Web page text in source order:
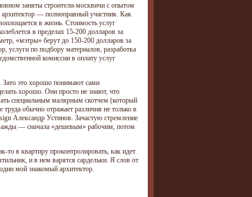
заняты строители-москвичи с опытом
— полноправный участник. Как
в жизнь. Стоимость услуг
в пределах 15-200 долларов за
«мэтры» берут до 150-200 долларов за
услуги по подбору материалов, разработка
комиссии в оплату услуг
Зато это хорошо понимают сами
хорошо. Они просто не знают, что
специальным малярным скотчем (который
обычно отражает различия не только в
Александр Устинов. Зачастую стремление
— сначала «дешевым» рабочим, потом
то в квартиру проконтролировать, как идет
и в нем варятся сардельки. Я слов от
мой знакомый архитектор.